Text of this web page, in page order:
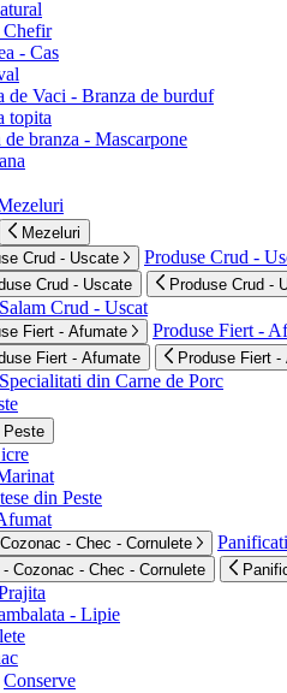
Chefir
- Cas
de Vaci - Branza de burduf
topita
de branza - Mascarpone
Mezeluri
Crud - Uscate
Produse Crud -
Crud - Uscate Produse Crud -
Salam Crud - Uscat
Fiert - Afumate Produse Fiert -
Fiert - Afumate Produse Fiert -
Specialitati din Carne de Porc
Peste
din Peste
- Chec - Cornulete
Cozonac - Chec - Cornulete
- Lipie
Conserve